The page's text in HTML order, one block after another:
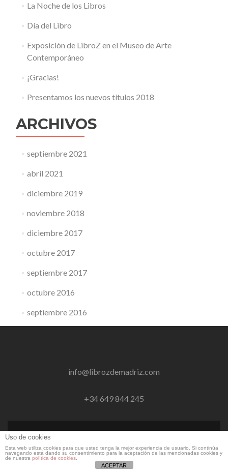
La Noche de los Libros
Día del Libro
Exposición de LibroZ en el Museo de Arte
Contemporáneo
¡Gracias!
Presentamos los nuevos títulos 2018
ARCHIVOS
septiembre 2021
abril 2021
diciembre 2019
noviembre 2018
diciembre 2017
octubre 2017
septiembre 2017
octubre 2016
septiembre 2016
info@librozdemadriz.com
+34 649 844 245
Zerif Litedesarrollado porThemeIsle
Uso de cookies
Esta web utiliza cookies para que usted tenga la mejor experiencia de usuario. Si continúa
navegando está dando su consentimiento para la aceptación de las mencionadas cookies y
de nuestra política de cookies
ACEPTAR